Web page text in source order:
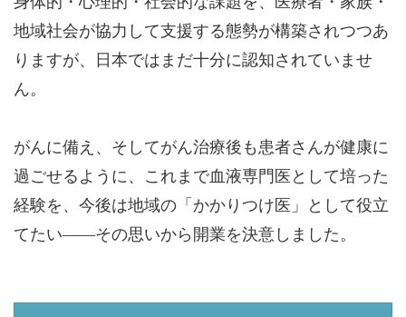
地域社会が協力して支援する態勢が構築されつつあ
りますが、日本ではまだ十分に認知されていませ
ん。
がんに備え、そしてがん治療後も患者さんが健康に
過ごせるように、これまで血液専門医として培った
経験を、今後は地域の「かかりつけ医」として役立
てたい――その思いから開業を決意しました。